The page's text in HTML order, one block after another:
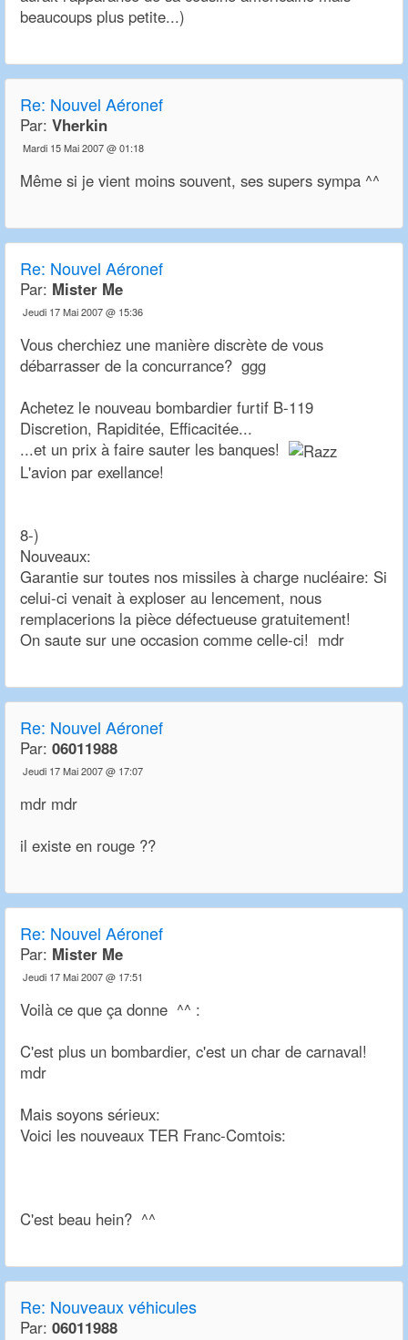
beaucoups plus petite...)
Re: Nouvel Aéronef
Par: Vherkin
Mardi 15 Mai 2007 @ 01:18
Même si je vient moins souvent, ses supers sympa ^^
Re: Nouvel Aéronef
Par: Mister Me
Jeudi 17 Mai 2007 @ 15:36
Vous cherchiez une manière discrète de vous
débarrasser de la concurrance? ggg
Achetez le nouveau bombardier furtif B-119
Discretion, Rapiditée, Efficacitée...
...et un prix à faire sauter les banques!
L'avion par exellance!
8-)
Nouveaux:
Garantie sur toutes nos missiles à charge nucléaire: Si
celui-ci venait à exploser au lencement, nous
remplacerions la pièce défectueuse gratuitement!
On saute sur une occasion comme celle-ci! mdr
Re: Nouvel Aéronef
Par: 06011988
Jeudi 17 Mai 2007 @ 17:07
mdr mdr
il existe en rouge ??
Re: Nouvel Aéronef
Par: Mister Me
Jeudi 17 Mai 2007 @ 17:51
Voilà ce que ça donne ^^ :
C'est plus un bombardier, c'est un char de carnaval!
mdr
Mais soyons sérieux:
Voici les nouveaux TER Franc-Comtois:
C'est beau hein? ^^
Re: Nouveaux véhicules
Par: 06011988